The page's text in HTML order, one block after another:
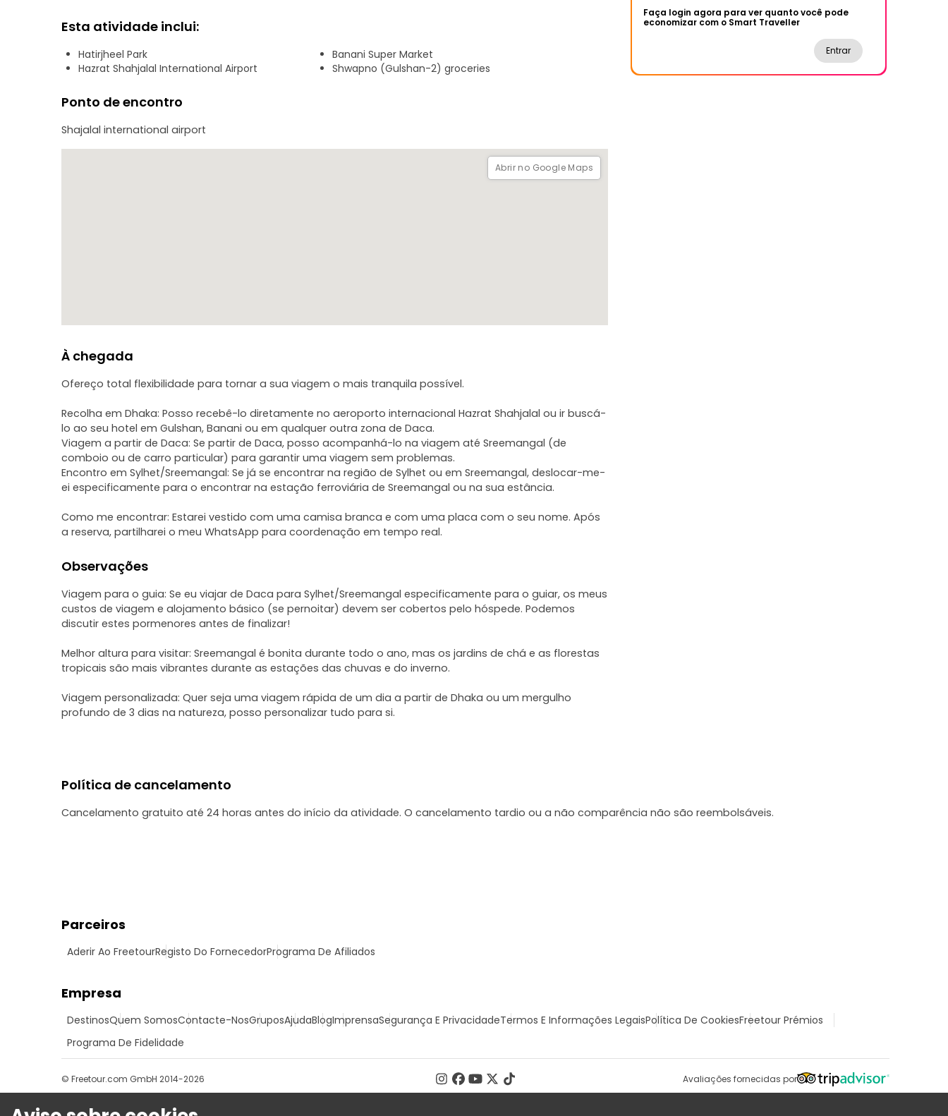
Hoolock e pássaros exóticos.
Aldeias tribais: Visita às comunidades tribais de Monipuri e Khasia para conhecer o seu estilo de vida único e o
seu artesanato em tear manual.
Sreemangal é famoso!
Eu adoro a natureza e posso tratar de toda a logística (bilhetes de comboio/autocarro e transportes locais)
Esta atividade inclui:
Hatirjheel Park
Banani Super Market
Hazrat Shahjalal International Airport
Shwapno (Gulshan-2) groceries
Ponto de encontro
Shajalal international airport
Abrir no Google Maps
À chegada
Ofereço total flexibilidade para tornar a sua viagem o mais tranquila possível.
Recolha em Dhaka: Posso recebê-lo diretamente no aeroporto internacional Hazrat Shahjalal ou ir buscá-
lo ao seu hotel em Gulshan, Banani ou em qualquer outra zona de Daca.
Viagem a partir de Daca: Se partir de Daca, posso acompanhá-lo na viagem até Sreemangal (de
comboio ou de carro particular) para garantir uma viagem sem problemas.
Encontro em Sylhet/Sreemangal: Se já se encontrar na região de Sylhet ou em Sreemangal, deslocar-me-
ei especificamente para o encontrar na estação ferroviária de Sreemangal ou na sua estância.
Como me encontrar: Estarei vestido com uma camisa branca e com uma placa com o seu nome. Após
a reserva, partilharei o meu WhatsApp para coordenação em tempo real.
Observações
Viagem para o guia: Se eu viajar de Daca para Sylhet/Sreemangal especificamente para o guiar, os meus
custos de viagem e alojamento básico (se pernoitar) devem ser cobertos pelo hóspede. Podemos
discutir estes pormenores antes de finalizar!
Melhor altura para visitar: Sreemangal é bonita durante todo o ano, mas os jardins de chá e as florestas
tropicais são mais vibrantes durante as estações das chuvas e do inverno.
Viagem personalizada: Quer seja uma viagem rápida de um dia a partir de Dhaka ou um mergulho
profundo de 3 dias na natureza, posso personalizar tudo para si.
Política de cancelamento
Cancelamento gratuito até 24 horas antes do início da atividade. O cancelamento tardio ou a não comparência não são reembolsáveis.
Faça login agora para ver quanto você pode
economizar com o Smart Traveller
Entrar
Parceiros
Aderir Ao FreetourRegisto Do FornecedorPrograma De Afiliados
Empresa
DestinosQuem SomosContacte-NosGruposAjudaBlogImprensaSegurança E PrivacidadeTermos E Informações LegaisPolítica De CookiesFreetour Prémios
Programa De Fidelidade
Avaliações fornecidas por
© Freetour.com GmbH 2014-2026